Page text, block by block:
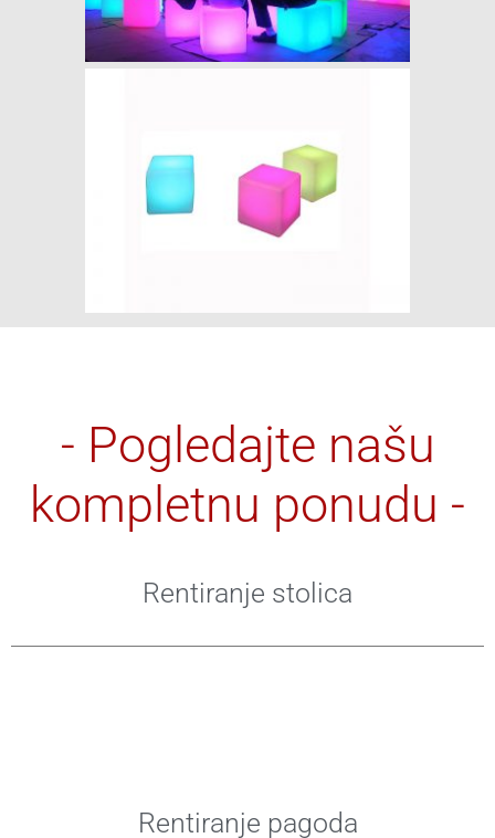
- Pogledajte našu
kompletnu ponudu -
Rentiranje stolica
Rentiranje pagoda